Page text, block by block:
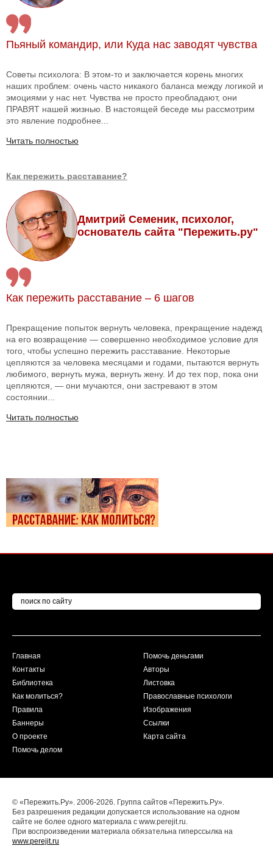
Пьяный командир, или Куда нас заводят чувства
Советы психолога: В этом-то и заключается корень многих
наших проблем: очень часто никакого баланса между логикой и
эмоциями у нас нет. Чувства не просто преобладают, они
ПРАВЯТ нашей жизнью. В настоящей беседе мы рассмотрим
это явление подробнее...
Читать полностью
Как пережить расставание?
Дмитрий Семеник, психолог,
основатель сайта "Пережить.ру"
Как пережить расставание – 6 шагов
Прекращение попыток вернуть человека, прекращение надежд
на его возвращение — совершенно необходимое условие для
того, чтобы успешно пережить расставание. Некоторые
цепляются за человека месяцами и годами, пытаются вернуть
любимого, вернуть мужа, вернуть жену. И до тех пор, пока они
цепляются, — они мучаются, они застревают в этом
состоянии...
Читать полностью
Главная
Контакты
Библиотека
Как молиться?
Правила
Баннеры
О проекте
Помочь делом
Помочь деньгами
Авторы
Листовка
Православные психологи
Изображения
Ссылки
Карта сайта
© «Пережить.Ру». 2006-2026. Группа сайтов «Пережить.Ру».
Без разрешения редакции допускается использование на одном
сайте не более одного материала с www.perejit.ru.
При воспроизведении материала обязательна гиперссылка на
www.perejit.ru